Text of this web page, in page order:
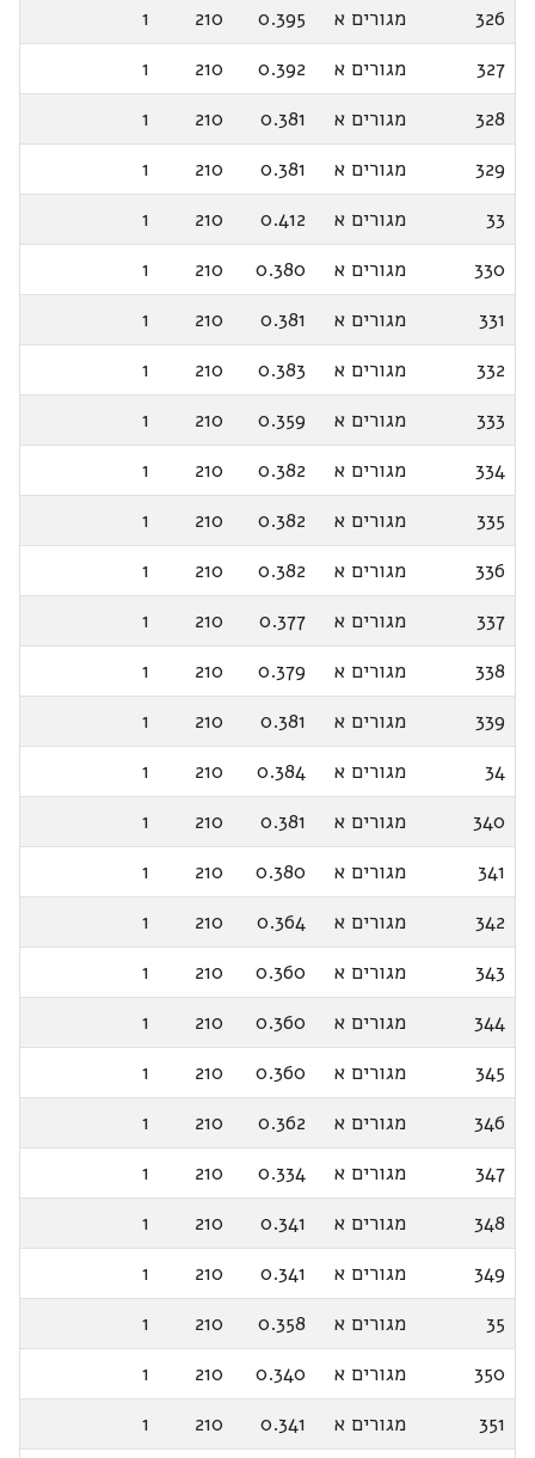
326
מגורים א 0.395
210
1
327
מגורים א 0.392
210
1
328
מגורים א 0.381
210
1
329
מגורים א 0.381
210
1
33
מגורים א 0.412
210
1
330
מגורים א 0.380
210
1
331
מגורים א 0.381
210
1
332
מגורים א 0.383
210
1
333
מגורים א 0.359
210
1
334
מגורים א 0.382
210
1
335
מגורים א 0.382
210
1
336
מגורים א 0.382
210
1
337
מגורים א 0.377
210
1
338
מגורים א 0.379
210
1
339
מגורים א 0.381
210
1
34
מגורים א 0.384
210
1
340
מגורים א 0.381
210
1
341
מגורים א 0.380
210
1
342
מגורים א 0.364
210
1
343
מגורים א 0.360
210
1
344
מגורים א 0.360
210
1
345
מגורים א 0.360
210
1
346
מגורים א 0.362
210
1
347
מגורים א 0.334
210
1
348
מגורים א 0.341
210
1
349
מגורים א 0.341
210
1
35
מגורים א 0.358
210
1
350
מגורים א 0.340
210
1
351
מגורים א 0.341
210
1